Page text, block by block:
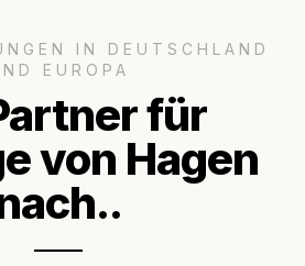
IN DEUTSCHLAND
EUROPA
für
von Hagen